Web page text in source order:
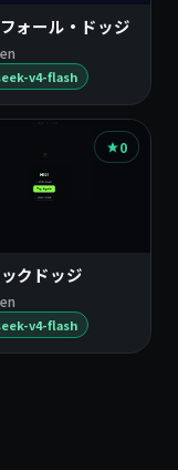
ォール・ドッジ
v4-flash
0
クドッジ
v4-flash